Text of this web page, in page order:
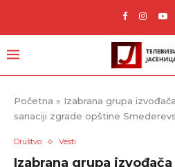
Početna » Izabrana grupa
sanaciji zgrade opštine
Društvo Vesti
Izabrana grupa